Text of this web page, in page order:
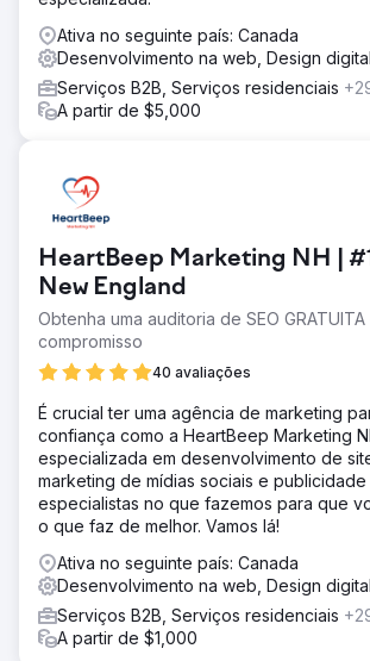
Ativa no seguinte país: Canada
Desenvolvimento na web, Design digital
Serviços B2B, Serviços residenciais
A partir de $5,000
HeartBeep Marketing NH |
New England
Obtenha uma auditoria de SEO GRATUITA
compromisso
40 avaliações
É crucial ter uma agência de marketing
confiança como a HeartBeep Marketing
especializada em desenvolvimento de
marketing de mídias sociais e publicidade
especialistas no que fazemos para que
o que faz de melhor. Vamos lá!
Ativa no seguinte país: Canada
Desenvolvimento na web, Design digital
Serviços B2B, Serviços residenciais
A partir de $1,000